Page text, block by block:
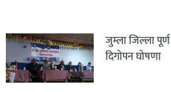
जुम्ला जिल्ला
दिगोपन घोषणा